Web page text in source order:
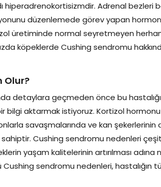
hiperadrenokortisizmdir. Adrenal bezleri
düzenlemede görev yapan
üretiminde normal seyretmeyen
köpeklerde Cushing sendromu
Olur?
detaylara geçmeden önce bu
bilgi aktarmak istiyoruz. Kortizol
savaşmalarında ve kan şekerlerinin
Cushing sendromu nedenleri
yaşam kalitelerinin artırılması adına
sendromu nedenleri, hastalığın